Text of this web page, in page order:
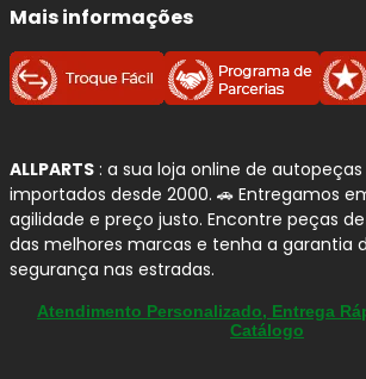
Mais informações
ALLPARTS : a sua loja online de
importados desde 2000. 🚗 Entregamos
agilidade e preço justo. Encontre peças
das melhores marcas e tenha a garantia
segurança nas estradas.
Atendimento Personalizado, Entrega
Catálogo